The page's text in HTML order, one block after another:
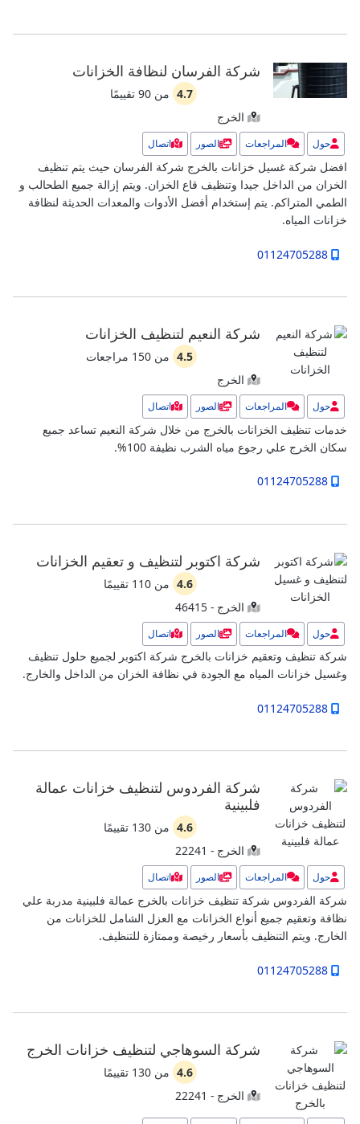
شركة الفرسان لنظافة الخزانات
4.7 من 90 تقييمًا
الخرج
حول المراجعات الصور اتصال
افضل شركة غسيل خزانات بالخرج شركة الفرسان حيث يتم تنظيف
الخزان من الداخل جيدا وتنظيف قاع الخزان. ويتم إزالة جميع الطحالب و
الطمي المتراكم. يتم إستخدام أفضل الأدوات والمعدات الحديثة لنظافة
خزانات المياه.
01124705288
شركة النعيم لتنظيف الخزانات
4.5 من 150 مراجعات
الخرج
حول المراجعات الصور اتصال
خدمات تنظيف الخزانات بالخرج من خلال شركة النعيم تساعد جميع
سكان الخرج علي رجوع مياه الشرب نظيفة 100%.
01124705288
شركة اكتوبر لتنظيف و تعقيم الخزانات
4.6 من 110 تقييمًا
الخرج - 46415
حول المراجعات الصور اتصال
شركة تنظيف وتعقيم خزانات بالخرج شركة اكتوبر لجميع حلول تنظيف
وغسيل خزانات المياه مع الجودة في نظافة الخزان من الداخل والخارج.
01124705288
شركة الفردوس لتنظيف خزانات عمالة
فلبينية
4.6 من 130 تقييمًا
الخرج - 22241
حول المراجعات الصور اتصال
شركة الفردوس شركة تنظيف خزانات بالخرج عمالة فلبينية مدربة علي
نظافة وتعقيم جميع أنواع الخزانات مع العزل الشامل للخزانات من
الخارج. ويتم التنظيف بأسعار رخيصة وممتازة للتنظيف.
01124705288
شركة السوهاجي لتنظيف خزانات الخرج
4.6 من 130 تقييمًا
الخرج - 22241